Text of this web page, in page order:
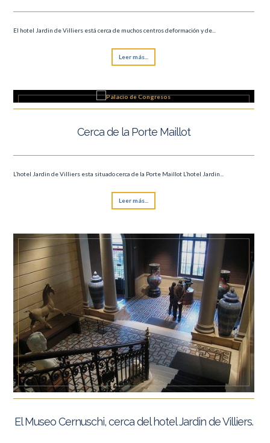
El hotel Jardin de Villiers está cerca de muchos centros deformación y de...
Leer más...
Cerca de la Porte Maillot
L’hotel Jardin de Villiers esta situado cerca de la Porte Maillot L’hotel Jardin...
Leer más...
El Museo Cernuschi, cerca del hotel Jardin de Villiers.